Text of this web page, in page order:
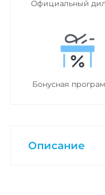
Официальный
Бонусная
Описание